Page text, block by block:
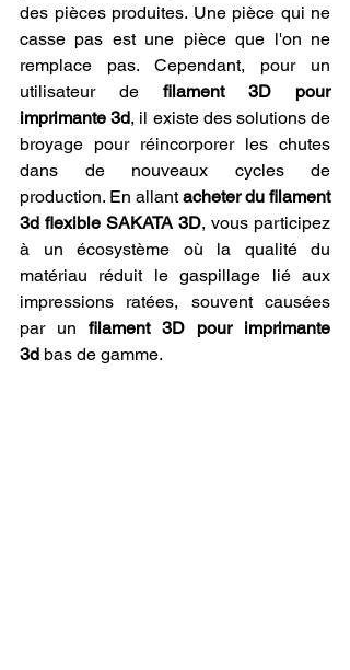
des pièces produites. Une pièce qui ne
casse pas est une pièce que l'on ne
remplace pas. Cependant, pour un
utilisateur de filament 3D pour
imprimante 3d, il existe des solutions de
broyage pour réincorporer les chutes
dans de nouveaux cycles de
production. En allant acheter du filament
3d flexible SAKATA 3D, vous participez
à un écosystème où la qualité du
matériau réduit le gaspillage lié aux
impressions ratées, souvent causées
par un filament 3D pour imprimante
3d bas de gamme.